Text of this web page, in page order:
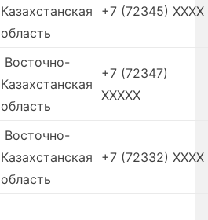
Казахстанская
область
+7 (72345) XXXX
Восточно-
Казахстанская
область
+7 (72347)
ХХХХХ
Восточно-
Казахстанская
область
+7 (72332) XXXX